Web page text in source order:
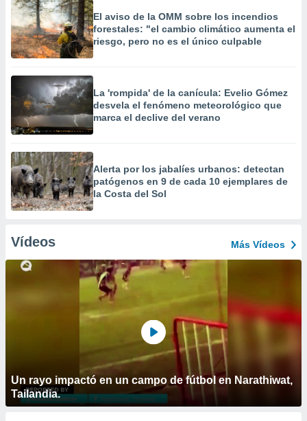
El aviso de la OMM sobre los incendios
forestales: "el cambio climático aumenta el
riesgo, pero no es el único culpable
La 'rompida' de la canícula: Evelio Gómez
desvela el fenómeno meteorológico que
marca el declive del verano
Alerta por los jabalíes urbanos: detectan
patógenos en 9 de cada 10 ejemplares de
la Costa del Sol
Vídeos Más Vídeos
Un rayo impactó en un campo de fútbol en Narathiwat,
Tailandia.